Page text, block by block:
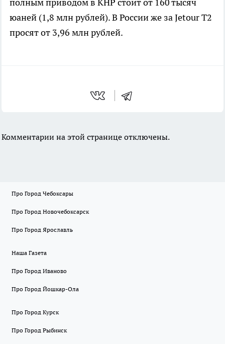
полным приводом в КНР стоит от 160 тысяч
юаней (1,8 млн рублей). В России же за Jetour T2
просят от 3,96 млн рублей.
Комментарии на этой странице отключены.
Про Город Чебоксары
Про Город Новочебоксарск
Про Город Ярославль
Наша Газета
Про Город Иваново
Про Город Йошкар-Ола
Про Город Курск
Про Город Рыбинск